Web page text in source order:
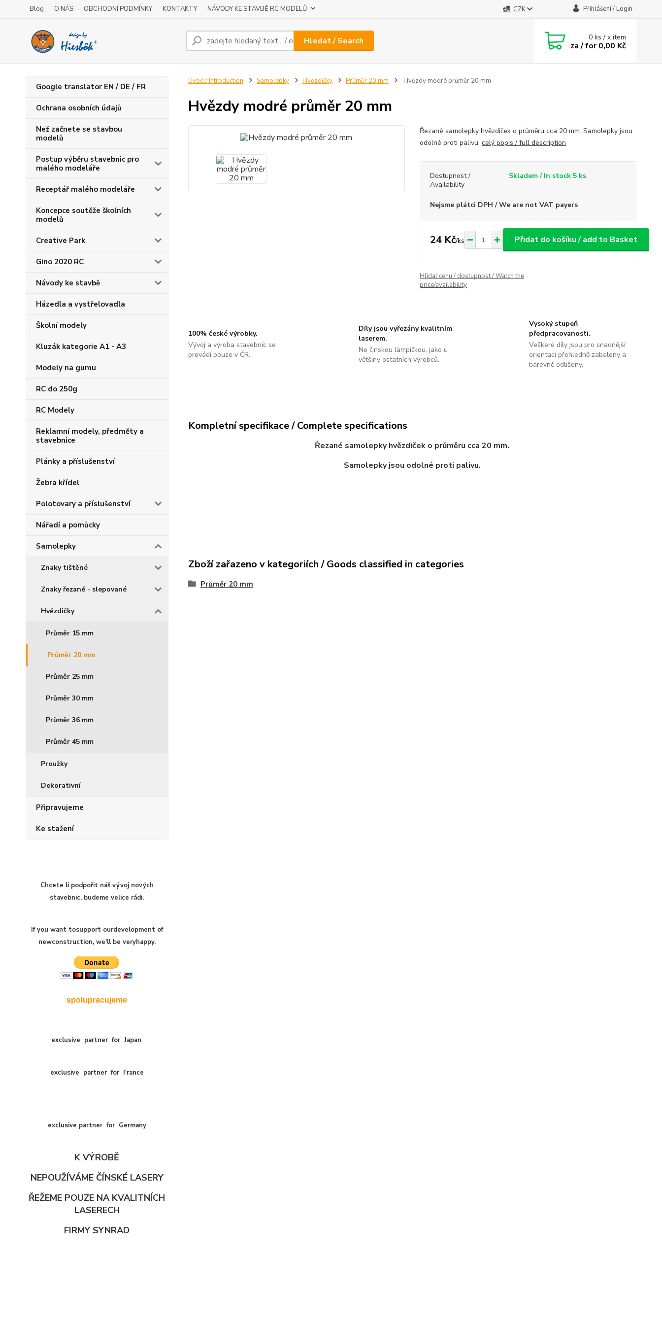
Blog O NÁS OBCHODNÍ PODMÍNKY KONTAKTY NÁVODY KE STAVBĚ RC MODELŮ CZK Přihlášení / Login
Hledat / Search 0ks / x item
za / for0,00 Kč
Google translator EN / DE / FR
Ochrana osobních údajů
Než začnete se stavbou
modelů
Postup výběru stavebnic pro
malého modeláře
Receptář malého modeláře
Koncepce soutěže školních
modelů
Creative Park
Gino 2020 RC
Návody ke stavbě
Házedla a vystřelovadla
Školní modely
Kluzák kategorie A1 - A3
Modely na gumu
RC do 250g
RC Modely
Reklamní modely, předměty a
stavebnice
Plánky a příslušenství
Žebra křídel
Polotovary a příslušenství
Nářadí a pomůcky
Samolepky
Znaky tištěné
Znaky řezané - slepované
Hvězdičky
Průměr 15 mm
Průměr 20 mm
Průměr 25 mm
Průměr 30 mm
Průměr 36 mm
Průměr 45 mm
Proužky
Dekorativní
Připravujeme
Ke stažení
Chcete li podpořit náš vývoj nových
stavebnic, budeme velice rádi.
If you want tosupport ourdevelopment of
newconstruction, we'll be veryhappy.
spolupracujeme
exclusive partner for Japan
exclusive partner for France
exclusive partner for Germany
K VÝROBĚ
NEPOUŽÍVÁME ČÍNSKÉ LASERY
ŘEŽEME POUZE NA KVALITNÍCH
LASERECH
FIRMY SYNRAD
Úvod / Introduction Samolepky Hvězdičky Průměr 20 mm Hvězdy modré průměr 20 mm
Hvězdy modré průměr 20 mm
Řezané samolepky hvězdiček o průměru cca 20 mm. Samolepky jsou
odolné proti palivu. celý popis / full description
Dostupnost /
Availability
Skladem / In stock 5 ks
Nejsme plátci DPH / We are not VAT payers
24 Kč/ks Přidat do košíku / add to Basket
Hlídat cenu / dostupnost / Watch the
price/availability
100% české výrobky.
Vývoj a výroba stavebnic se
provádí pouze v ČR.
Díly jsou vyřezány kvalitním
laserem.
Ne činskou lampičkou, jako u
většiny ostatních výrobců.
Vysoký stupeň
předpracovanosti.
Veškeré díly jsou pro snadnější
orientaci přehledně zabaleny a
barevně odlišeny.
Kompletní specifikace / Complete specifications
Řezané samolepky hvězdiček o průměru cca 20 mm.
Samolepky jsou odolné proti palivu.
Zboží zařazeno v kategoriích / Goods classified in categories
Průměr 20 mm